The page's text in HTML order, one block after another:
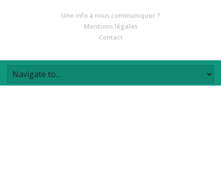
Une info à nous communiquer ?
Mentions légales
Contact